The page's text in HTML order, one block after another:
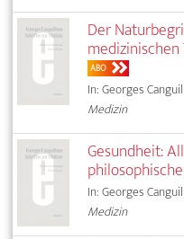
Der
ABO
In: Georges
Medizin
Gesundheit:
In: Georges
Medizin